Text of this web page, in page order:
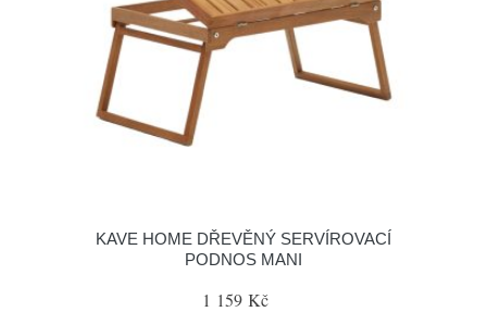
KAVE HOME DŘEVĚNÝ SERVÍROVACÍ
PODNOS MANI
1 159 Kč